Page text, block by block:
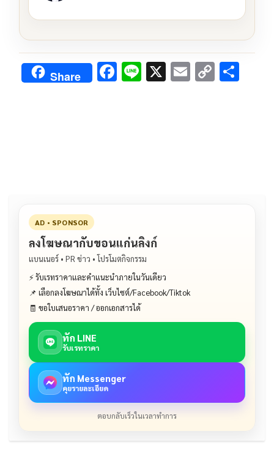
Share F Li X E C
AD • SPONSOR
ลงโฆษณากับขอนแก่นลิงก์
แบนเนอร์ • PR ข่าว • โปรโมตกิจกรรม
⚡ รับเรทราคาและคำแนะนำภายในวันเดียว
📌 เลือกลงโฆษณาได้ทั้ง เว็บไซต์/Facebook/Tiktok
🧾 ขอใบเสนอราคา / ออกเอกสารได้
ทัก LINE
รับเรทราคา
ทัก Messenger
คุยรายละเอียด
ตอบกลับเร็วในเวลาทำการ